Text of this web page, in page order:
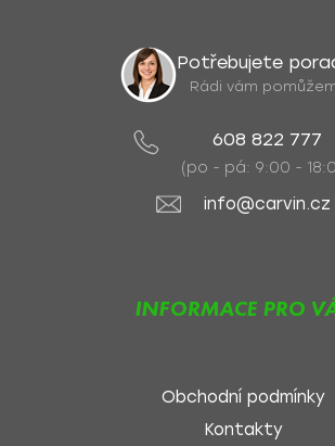
Potřebujete
Rádi vám
608 822 777
(po - pá: 9:00 -
info@carvin.cz
INFORMACE PRO
Obchodní podmínky
Kontakty